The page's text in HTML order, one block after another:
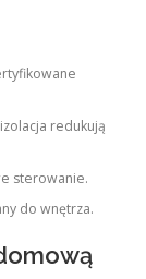
redukują
sterowanie.
do wnętrza.